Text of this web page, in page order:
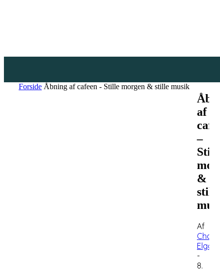
Forside Åbning af cafeen - Stille morgen & stille musik
af
–
&
Af
-
8.